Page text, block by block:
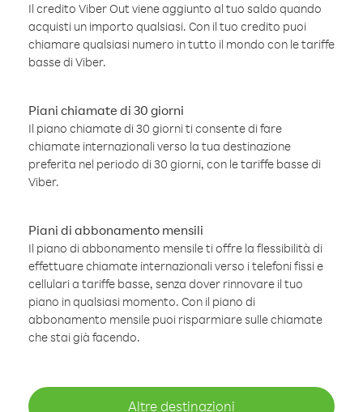
Il credito Viber Out viene aggiunto al tuo saldo quando
acquisti un importo qualsiasi. Con il tuo credito puoi
chiamare qualsiasi numero in tutto il mondo con le tariffe
basse di Viber.
Piani chiamate di 30 giorni
Il piano chiamate di 30 giorni ti consente di fare
chiamate internazionali verso la tua destinazione
preferita nel periodo di 30 giorni, con le tariffe basse di
Viber.
Piani di abbonamento mensili
Il piano di abbonamento mensile ti offre la flessibilità di
effettuare chiamate internazionali verso i telefoni fissi e
cellulari a tariffe basse, senza dover rinnovare il tuo
piano in qualsiasi momento. Con il piano di
abbonamento mensile puoi risparmiare sulle chiamate
che stai già facendo.
Altre destinazioni